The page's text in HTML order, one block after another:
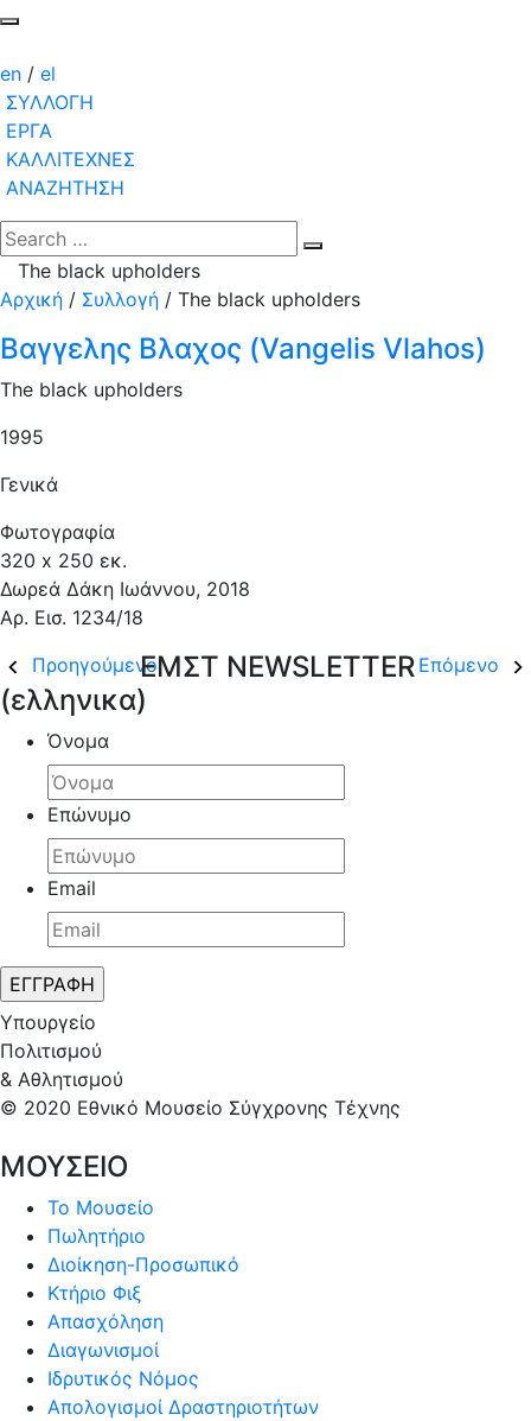
en / el
ΣΥΛΛΟΓΗ
ΕΡΓΑ
ΚΑΛΛΙΤΕΧΝΕΣ
ΑΝΑΖΗΤΗΣΗ
The black upholders
Αρχική / Συλλογή / The black upholders
Βαγγελης Βλαχος (Vangelis Vlahos)
The black upholders
1995
Γενικά
Φωτογραφία
320 x 250 εκ.
Δωρεά Δάκη Ιωάννου, 2018
Αρ. Εισ. 1234/18
Προηγούμενο
Επόμενο
ΕΜΣΤ NEWSLETTER
(ελληνικα)
Όνομα
Επώνυμο
Email
Υπουργείο
Πολιτισμού
& Αθλητισμού
© 2020 Εθνικό Μουσείο Σύγχρονης Τέχνης
ΜΟΥΣΕΙΟ
Το Μουσείο
Πωλητήριο
Διοίκηση-Προσωπικό
Κτήριο Φιξ
Απασχόληση
Διαγωνισμοί
Ιδρυτικός Νόμος
Απολογισμοί Δραστηριοτήτων